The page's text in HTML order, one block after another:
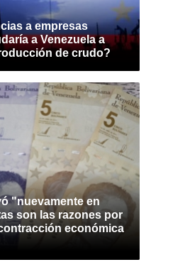
a empresas
a Venezuela a
de crudo?
"nuevamente en
son las razones por
económica